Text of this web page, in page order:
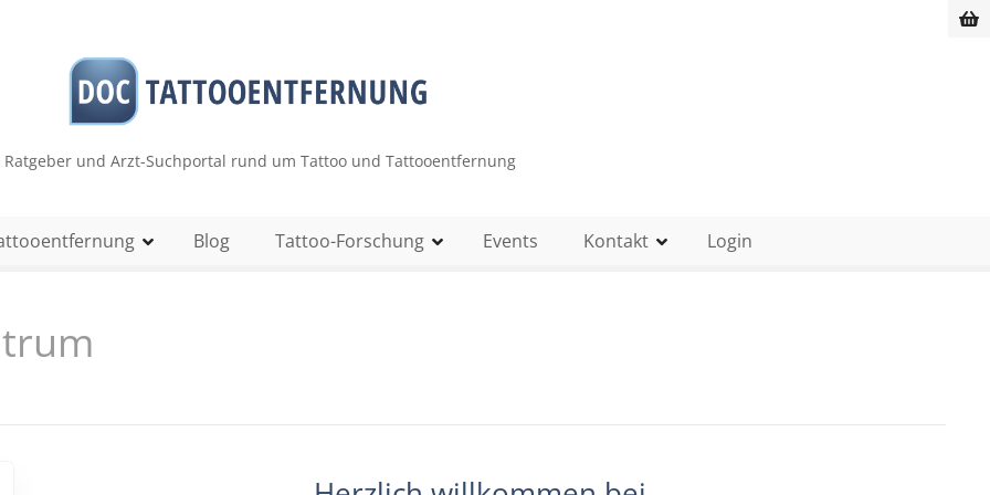
Ratgeber und Arzt-Suchportal rund um Tattoo und Tattooentfernung
Blog Tattoo-Forschung Events Kontakt Login